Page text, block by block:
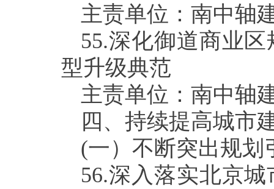
主责单位：南中轴
55.深化御道商业
型升级典范
主责单位：南中轴
四、持续提高城市
(一）不断突出规划
56.深入落实北京